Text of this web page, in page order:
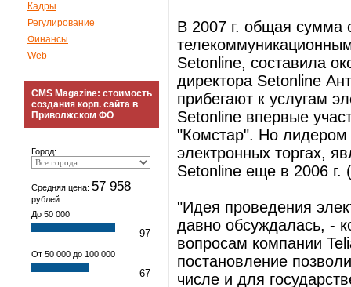
Кадры
Регулирование
Финансы
Web
CMS Magazine: стоимость
создания корп. сайта в
Приволжском ФО
Город:
Средняя цена: 57 958
рублей
До 50 000
97
От 50 000 до 100 000
67
В 2007 г. общая сумма
Setonline, составила
директора Setonline
прибегают к услугам
Setonline впервые
"Комстар". Но лидером
электронных торгах,
Setonlinе еще в 2006 г.
"Идея проведения
давно обсуждалась, -
вопросам компании
постановление
числе и для